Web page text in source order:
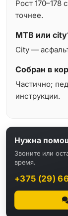
Рост
точнее.
MTB или
City —
Собран в
Частично;
инструкции.
Нужна
Звоните или
время.
+375 (29)